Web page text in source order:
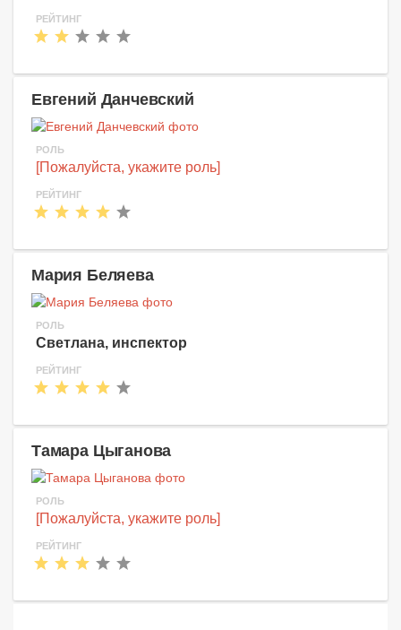
РЕЙТИНГ
Евгений Данчевский
РОЛЬ
[Пожалуйста, укажите роль]
РЕЙТИНГ
Мария Беляева
РОЛЬ
Светлана, инспектор
РЕЙТИНГ
Тамара Цыганова
РОЛЬ
[Пожалуйста, укажите роль]
РЕЙТИНГ